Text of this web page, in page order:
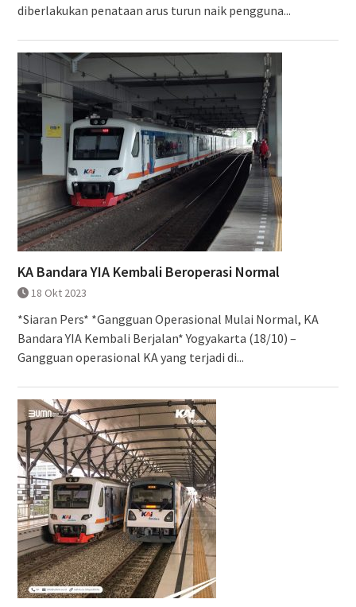
diberlakukan penataan arus turun naik pengguna...
KA Bandara YIA Kembali Beroperasi Normal
18 Okt 2023
*Siaran Pers* *Gangguan Operasional Mulai Normal, KA
Bandara YIA Kembali Berjalan* Yogyakarta (18/10) –
Gangguan operasional KA yang terjadi di...